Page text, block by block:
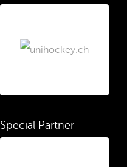
Special Partner